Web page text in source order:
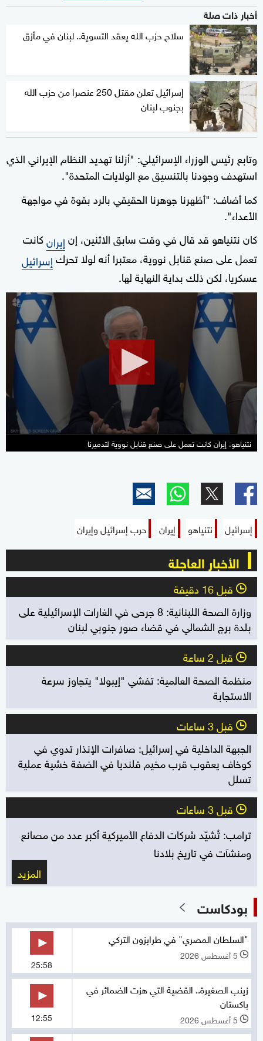
أخبار ذات صلة
سلاح حزب الله يعقد التسوية.. لبنان في مأزق
إسرائيل تعلن مقتل 250 عنصرا من حزب الله
بجنوب لبنان
وتابع رئيس الوزراء الإسرائيلي: "أزلنا تهديد النظام الإيراني الذي
استهدف وجودنا بالتنسيق مع الولايات المتحدة".
كما أضاف: "أظهرنا جوهرنا الحقيقي بالرد بقوة في مواجهة
الأعداء".
كان نتنياهو قد قال في وقت سابق الاثنين، إنإيرانكانت
تعمل على صنع قنابل نووية، معتبرا أنه لولا تحركإسرائيل
عسكريا، لكن ذلك بداية النهاية لها.
seconds
seconds
نتنياهو: إيران كانت تعمل على صنع قنابل نووية لتدميرنا
إسرائيل نتنياهو إيران حرب إسرائيل وإيران
الأخبار العاجلة
l قبل 16 دقيقة
وزارة الصحة اللبنانية: 8 جرحى في الغارات الإسرائيلية على
بلدة برج الشمالي في قضاء صور جنوبي لبنان
l قبل 2 ساعة
منظمة الصحة العالمية: تفشي "إيبولا" يتجاوز سرعة
الاستجابة
l قبل 3 ساعات
الجبهة الداخلية في إسرائيل: صافرات الإنذار تدوي في
كوخاف يعقوب قرب مخيم قلنديا في الضفة خشية عملية
تسلل
l قبل 3 ساعات
ترامب: تُشيّد شركات الدفاع الأميركية أكبر عدد من مصانع
ومنشآت في تاريخ بلادنا
المزيد
بودكاست
"السلطان المصري" في طرابزون التركي
l 5 أغسطس 2026
25:58
زينب الصغيرة.. القضية التي هزت الضمائر في
باكستان
l 5 أغسطس 2026 12:55